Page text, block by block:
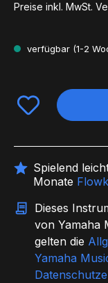
Preise inkl. MwSt.
verfügbar (1-2
Spielend
Monate
Dieses
von Yamaha
gelten die
Yamaha